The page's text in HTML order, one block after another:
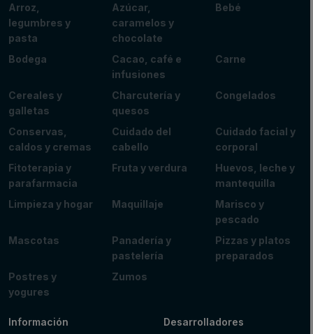
Arroz,
legumbres y
pasta
Azúcar,
caramelos y
chocolate
Bebé
Bodega
Cacao, café e
infusiones
Carne
Cereales y
galletas
Charcutería y
quesos
Congelados
Conservas,
caldos y cremas
Cuidado del
cabello
Cuidado facial y
corporal
Fitoterapia y
parafarmacia
Fruta y verdura
Huevos, leche y
mantequilla
Limpieza y hogar
Maquillaje
Marisco y
pescado
Mascotas
Panadería y
pastelería
Pizzas y platos
preparados
Postres y
yogures
Zumos
Información Desarrolladores